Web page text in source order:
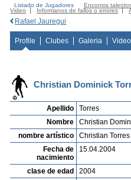
Listado de Jugadores Encontra
Video
Informanos de fallos o errores
Rafael Jauregui
Profile Clubes Galeria
Christian Dominick
Apellido
Torres
Nombre
Christian
nombre artístico
Christian Torres
Fecha de
nacimiento
15.04.2004
clase de edad
2004